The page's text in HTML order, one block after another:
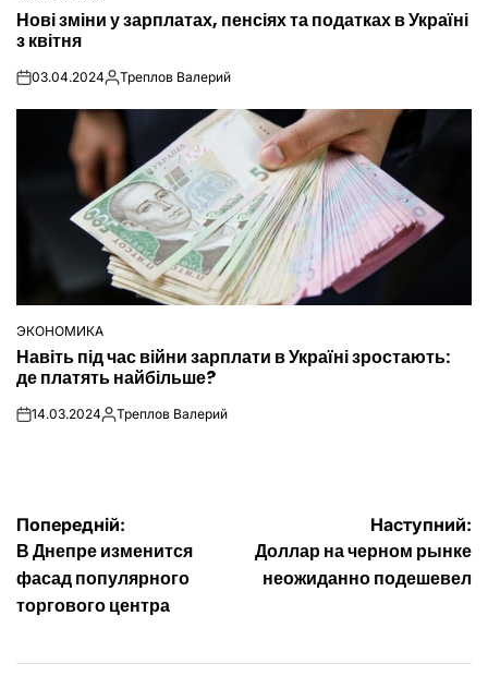
У
Нові зміни у зарплатах, пенсіях та податках в Україні
з квітня
on03.04.2024Опубліковано
Треплов Валерий
ОПУБЛІКУВАТИ
У
ЭКОНОМИКА
Навіть під час війни зарплати в Україні зростають:
де платять найбільше?
on14.03.2024Опубліковано
Треплов Валерий
Навігація
записів
Попередній:
В Днепре изменится
фасад популярного
торгового центра
Наступний:
Доллар на черном рынке
неожиданно подешевел